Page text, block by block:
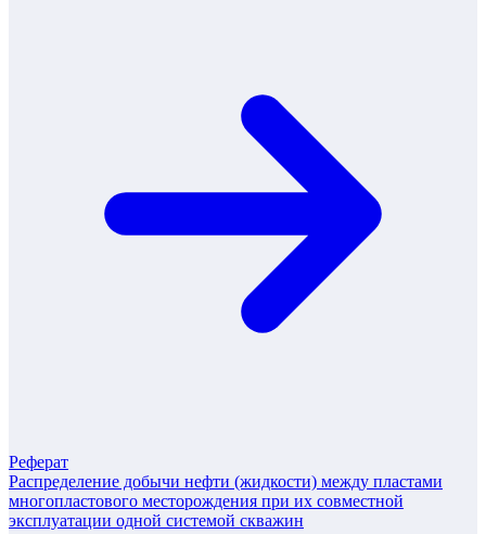
Реферат
Распределение добычи нефти (жидкости) между пластами
многопластового месторождения при их совместной
эксплуатации одной системой скважин